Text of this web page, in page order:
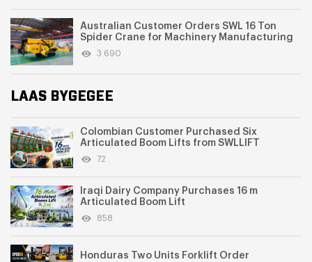
Australian Customer Orders SWL 16 Ton
Spider Crane for Machinery Manufacturing
3 690
LAAS BYGEGEE
Colombian Customer Purchased Six
Articulated Boom Lifts from SWLLIFT
72
Iraqi Dairy Company Purchases 16 m
Articulated Boom Lift
858
Honduras Two Units Forklift Order